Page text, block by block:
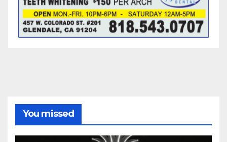
You missed